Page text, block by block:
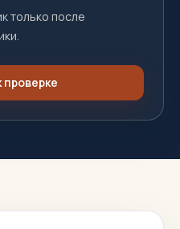
только после
проверке